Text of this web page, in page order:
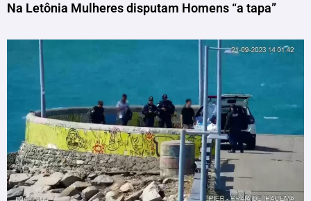
Na Letônia Mulheres disputam Homens “a tapa”